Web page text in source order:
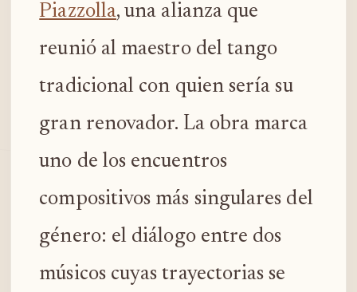
Piazzolla, una alianza que
reunió al maestro del tango
tradicional con quien sería su
gran renovador. La obra marca
uno de los encuentros
compositivos más singulares del
género: el diálogo entre dos
músicos cuyas trayectorias se